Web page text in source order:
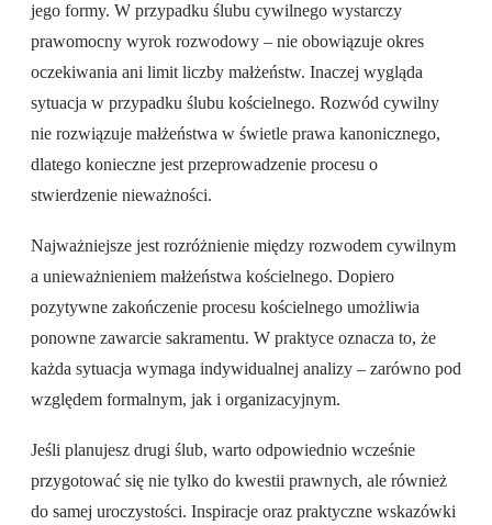
jego formy. W przypadku ślubu cywilnego wystarczy
prawomocny wyrok rozwodowy – nie obowiązuje okres
oczekiwania ani limit liczby małżeństw. Inaczej wygląda
sytuacja w przypadku ślubu kościelnego. Rozwód cywilny
nie rozwiązuje małżeństwa w świetle prawa kanonicznego,
dlatego konieczne jest przeprowadzenie procesu o
stwierdzenie nieważności.
Najważniejsze jest rozróżnienie między rozwodem cywilnym
a unieważnieniem małżeństwa kościelnego. Dopiero
pozytywne zakończenie procesu kościelnego umożliwia
ponowne zawarcie sakramentu. W praktyce oznacza to, że
każda sytuacja wymaga indywidualnej analizy – zarówno pod
względem formalnym, jak i organizacyjnym.
Jeśli planujesz drugi ślub, warto odpowiednio wcześnie
przygotować się nie tylko do kwestii prawnych, ale również
do samej uroczystości. Inspiracje oraz praktyczne wskazówki